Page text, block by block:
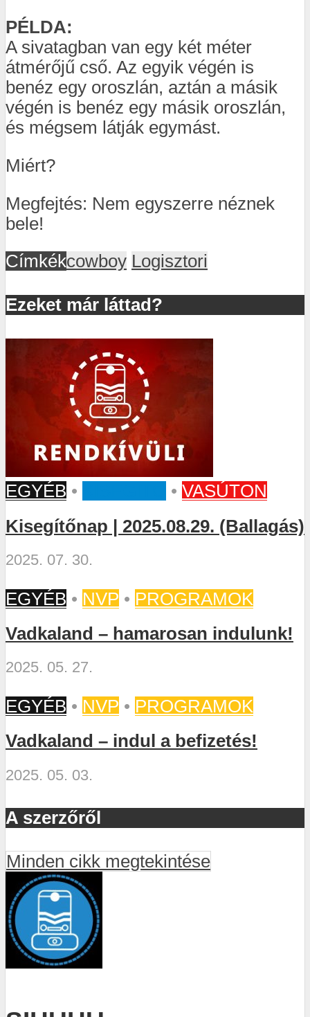
PÉLDA:
A sivatagban van egy két méter
átmérőjű cső. Az egyik végén is
benéz egy oroszlán, aztán a másik
végén is benéz egy másik oroszlán,
és mégsem látják egymást.
Miért?
Megfejtés: Nem egyszerre néznek
bele!
Címkékcowboy Logisztori
Ezeket már láttad?
EGYÉB • • VASÚTON
Kisegítőnap | 2025.08.29. (Ballagás)
2025. 07. 30.
EGYÉB • NVP • PROGRAMOK
Vadkaland – hamarosan indulunk!
2025. 05. 27.
EGYÉB • NVP • PROGRAMOK
Vadkaland – indul a befizetés!
2025. 05. 03.
A szerzőről
Minden cikk megtekintése